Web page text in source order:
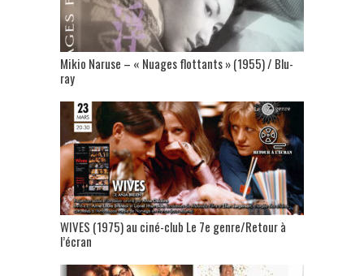
Mikio Naruse – « Nuages flottants » (1955) / Blu-
ray
WIVES (1975) au ciné-club Le 7e genre/Retour à
l’écran